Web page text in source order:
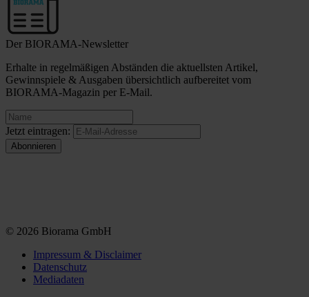
Der BIORAMA-Newsletter
Erhalte in regelmäßigen Abständen die aktuellsten Artikel,
Gewinnspiele & Ausgaben übersichtlich aufbereitet vom
BIORAMA-Magazin per E-Mail.
Jetzt eintragen:
© 2026 Biorama GmbH
Impressum & Disclaimer
Datenschutz
Mediadaten